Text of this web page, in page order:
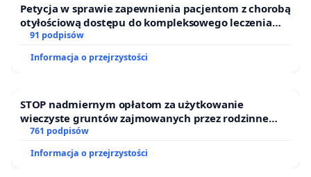
Petycja w sprawie zapewnienia pacjentom z chorobą
otyłościową dostępu do kompleksowego leczenia
oraz programów profilaktycznych.
91 podpisów
Informacja o przejrzystości
STOP nadmiernym opłatom za użytkowanie
wieczyste gruntów zajmowanych przez rodzinne
ogrody działkowe.
761 podpisów
Informacja o przejrzystości